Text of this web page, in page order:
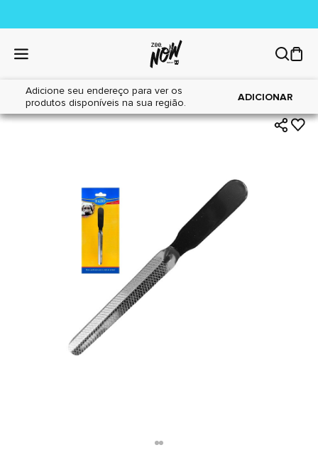
Adicione seu endereço para ver os
produtos disponíveis na sua região.
ADICIONAR
Home|Cães|Higiene